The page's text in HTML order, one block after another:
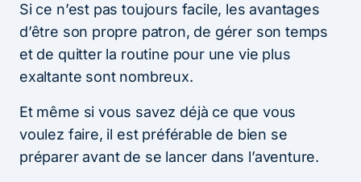
Si ce n’est pas toujours facile, les avantages
d’être son propre patron, de gérer son temps
et de quitter la routine pour une vie plus
exaltante sont nombreux.
Et même si vous savez déjà ce que vous
voulez faire, il est préférable de bien se
préparer avant de se lancer dans l’aventure.